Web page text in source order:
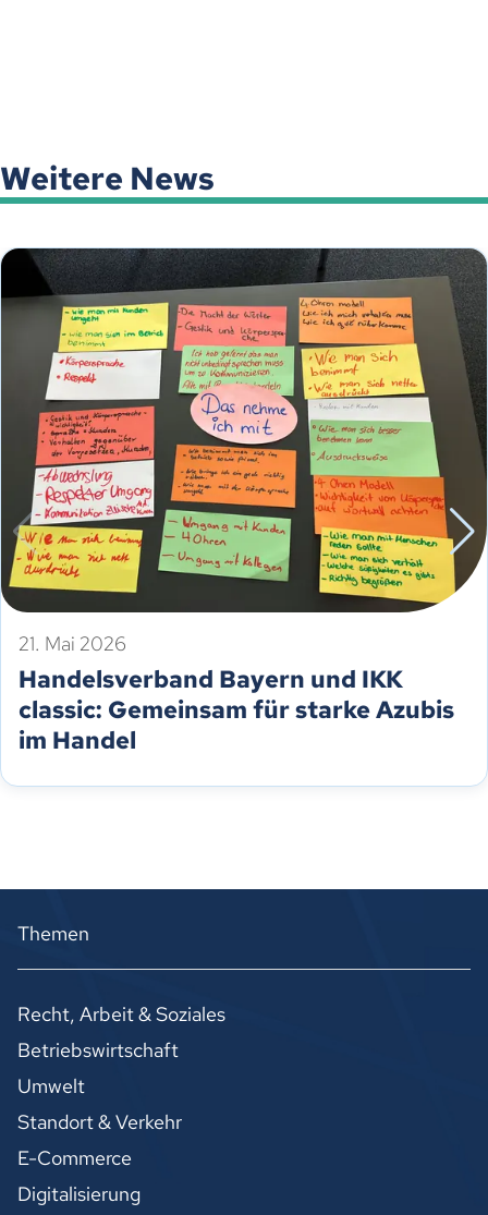
Weitere News
21. Mai 2026
Handelsverband Bayern und IKK
classic: Gemeinsam für starke Azubis
im Handel
Themen
Recht, Arbeit & Soziales
Betriebswirtschaft
Umwelt
Standort & Verkehr
E-Commerce
Digitalisierung